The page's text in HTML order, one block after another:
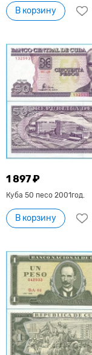
В корзину
1 897 ₽
Куба 50 песо 2001год.
В корзину